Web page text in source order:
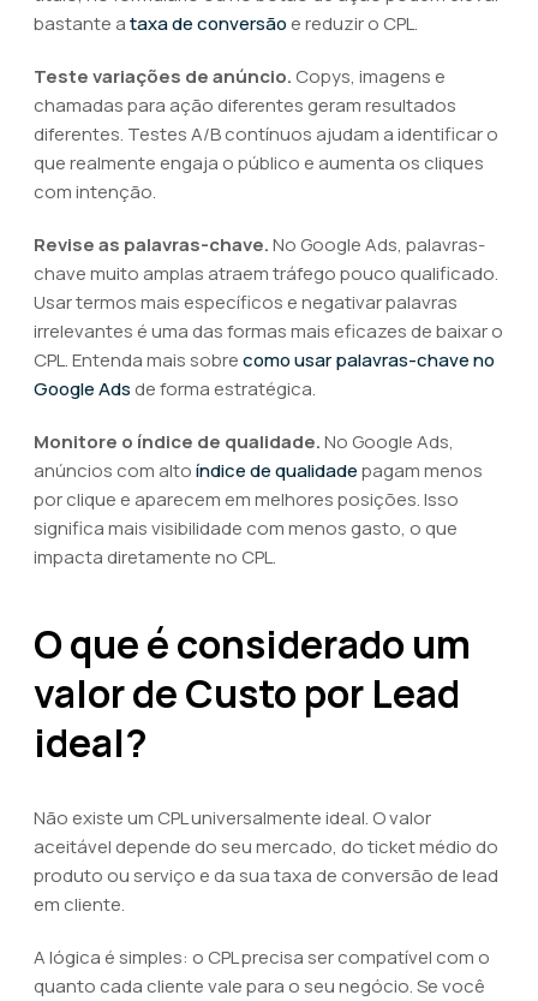
bastante ataxa de conversão e reduzir o CPL.
Teste variações de anúncio. Copys, imagens e
chamadas para ação diferentes geram resultados
diferentes. Testes A/B contínuos ajudam a identificar o
que realmente engaja o público e aumenta os cliques
com intenção.
Revise as palavras-chave.No Google Ads, palavras-
chave muito amplas atraem tráfego pouco qualificado.
Usar termos mais específicos e negativar palavras
irrelevantes é uma das formas mais eficazes de baixar o
CPL. Entenda mais sobrecomo usar palavras-chave no
Google Ads de forma estratégica.
Monitore o índice de qualidade.No Google Ads,
anúncios com altoíndice de qualidadepagam menos
por clique e aparecem em melhores posições. Isso
significa mais visibilidade com menos gasto, o que
impacta diretamente no CPL.
O que é considerado um
valor de Custo por Lead
ideal?
Não existe um CPL universalmente ideal. O valor
aceitável depende do seu mercado, do ticket médio do
produto ou serviço e da sua taxa de conversão de lead
em cliente.
A lógica é simples: o CPL precisa ser compatível com o
quanto cada cliente vale para o seu negócio. Se você